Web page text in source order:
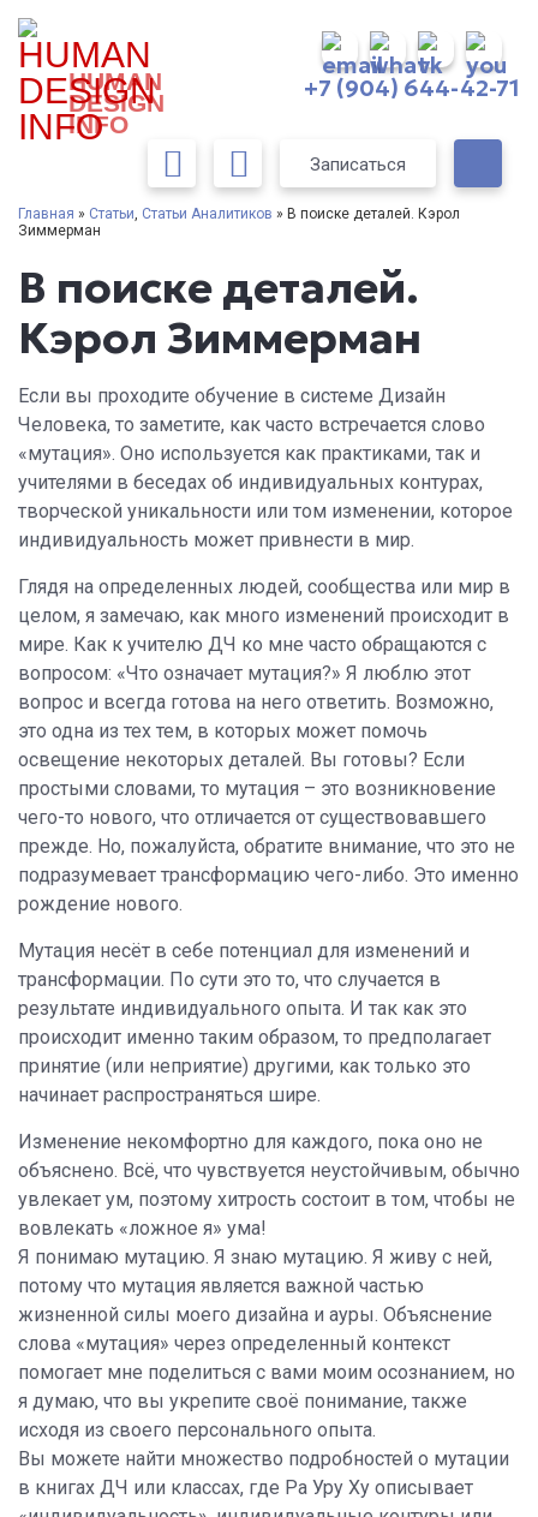
HUMAN
DESIGN
INFO
+7 (904) 644-42-71
Записаться
Главная » Статьи, Статьи Аналитиков » В поиске деталей. Кэрол
Зиммерман
В поиске деталей.
Кэрол Зиммерман
Если вы проходите обучение в системе Дизайн
Человека, то заметите, как часто встречается слово
«мутация». Оно используется как практиками, так и
учителями в беседах об индивидуальных контурах,
творческой уникальности или том изменении, которое
индивидуальность может привнести в мир.
Глядя на определенных людей, сообщества или мир в
целом, я замечаю, как много изменений происходит в
мире. Как к учителю ДЧ ко мне часто обращаются с
вопросом: «Что означает мутация?» Я люблю этот
вопрос и всегда готова на него ответить. Возможно,
это одна из тех тем, в которых может помочь
освещение некоторых деталей. Вы готовы? Если
простыми словами, то мутация – это возникновение
чего-то нового, что отличается от существовавшего
прежде. Но, пожалуйста, обратите внимание, что это не
подразумевает трансформацию чего-либо. Это именно
рождение нового.
Мутация несёт в себе потенциал для изменений и
трансформации. По сути это то, что случается в
результате индивидуального опыта. И так как это
происходит именно таким образом, то предполагает
принятие (или неприятие) другими, как только это
начинает распространяться шире.
Изменение некомфортно для каждого, пока оно не
объяснено. Всё, что чувствуется неустойчивым, обычно
увлекает ум, поэтому хитрость состоит в том, чтобы не
вовлекать «ложное я» ума!
Я понимаю мутацию. Я знаю мутацию. Я живу с ней,
потому что мутация является важной частью
жизненной силы моего дизайна и ауры. Объяснение
слова «мутация» через определенный контекст
помогает мне поделиться с вами моим осознанием, но
я думаю, что вы укрепите своё понимание, также
исходя из своего персонального опыта.
Вы можете найти множество подробностей о мутации
в книгах ДЧ или классах, где Ра Уру Ху описывает